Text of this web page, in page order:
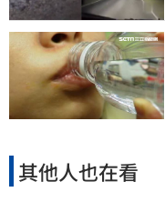
其他人也在看